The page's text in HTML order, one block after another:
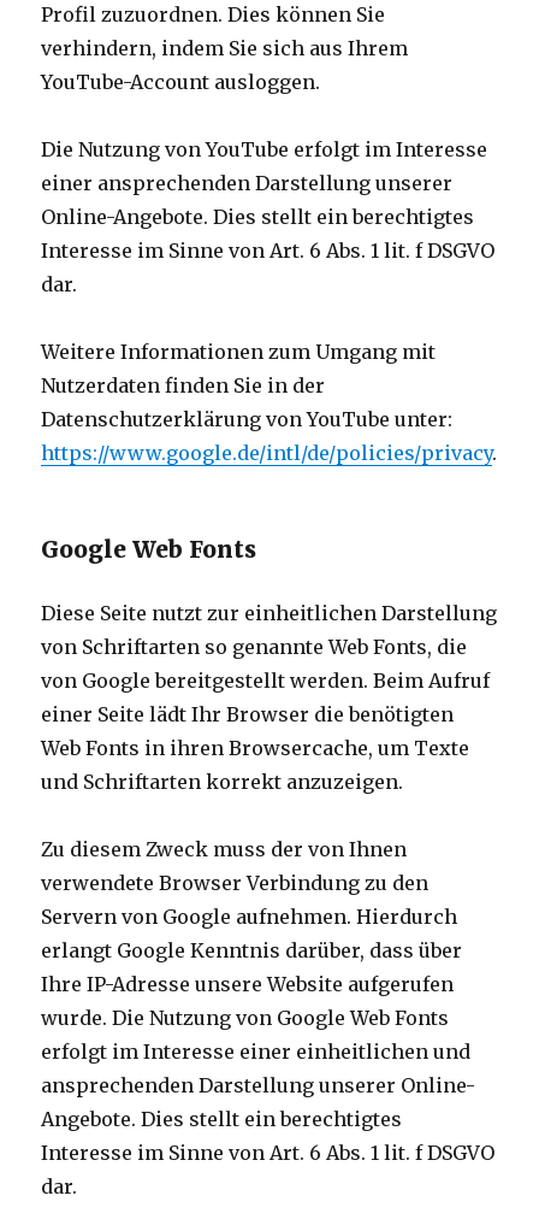
Profil zuzuordnen. Dies können Sie
verhindern, indem Sie sich aus Ihrem
YouTube-Account ausloggen.
Die Nutzung von YouTube erfolgt im Interesse
einer ansprechenden Darstellung unserer
Online-Angebote. Dies stellt ein berechtigtes
Interesse im Sinne von Art. 6 Abs. 1 lit. f DSGVO
dar.
Weitere Informationen zum Umgang mit
Nutzerdaten finden Sie in der
Datenschutzerklärung von YouTube unter:
https://www.google.de/intl/de/policies/privacy.
Google Web Fonts
Diese Seite nutzt zur einheitlichen Darstellung
von Schriftarten so genannte Web Fonts, die
von Google bereitgestellt werden. Beim Aufruf
einer Seite lädt Ihr Browser die benötigten
Web Fonts in ihren Browsercache, um Texte
und Schriftarten korrekt anzuzeigen.
Zu diesem Zweck muss der von Ihnen
verwendete Browser Verbindung zu den
Servern von Google aufnehmen. Hierdurch
erlangt Google Kenntnis darüber, dass über
Ihre IP-Adresse unsere Website aufgerufen
wurde. Die Nutzung von Google Web Fonts
erfolgt im Interesse einer einheitlichen und
ansprechenden Darstellung unserer Online-
Angebote. Dies stellt ein berechtigtes
Interesse im Sinne von Art. 6 Abs. 1 lit. f DSGVO
dar.